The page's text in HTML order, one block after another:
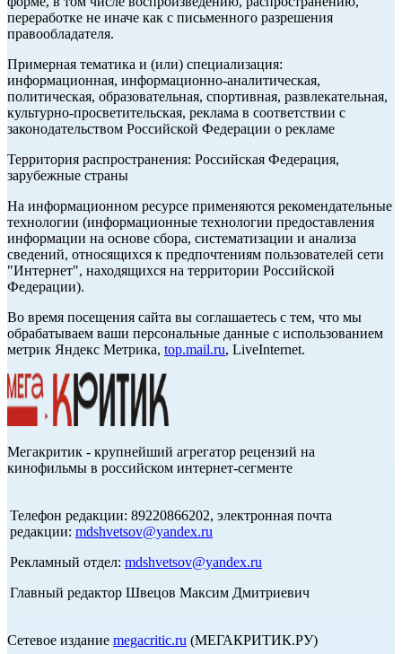
переработке не иначе как с письменного разрешения
правообладателя.
Примерная тематика и (или) специализация:
информационная, информационно-аналитическая,
политическая, образовательная, спортивная, развлекательная,
культурно-просветительская, реклама в соответствии с
законодательством Российской Федерации о рекламе
Территория распространения: Российская Федерация,
зарубежные страны
На информационном ресурсе применяются рекомендательные
технологии (информационные технологии предоставления
информации на основе сбора, систематизации и анализа
сведений, относящихся к предпочтениям пользователей сети
"Интернет", находящихся на территории Российской
Федерации).
Во время посещения сайта вы соглашаетесь с тем, что мы
обрабатываем ваши персональные данные с использованием
метрик Яндекс Метрика, top.mail.ru, LiveInternet.
Мегакритик - крупнейший агрегатор рецензий на
кинофильмы в российском интернет-сегменте
Телефон редакции: 89220866202, электронная почта
редакции: mdshvetsov@yandex.ru
Рекламный отдел: mdshvetsov@yandex.ru
Главный редактор Швецов Максим Дмитриевич
Сетевое издание megacritic.ru (МЕГАКРИТИК.РУ)